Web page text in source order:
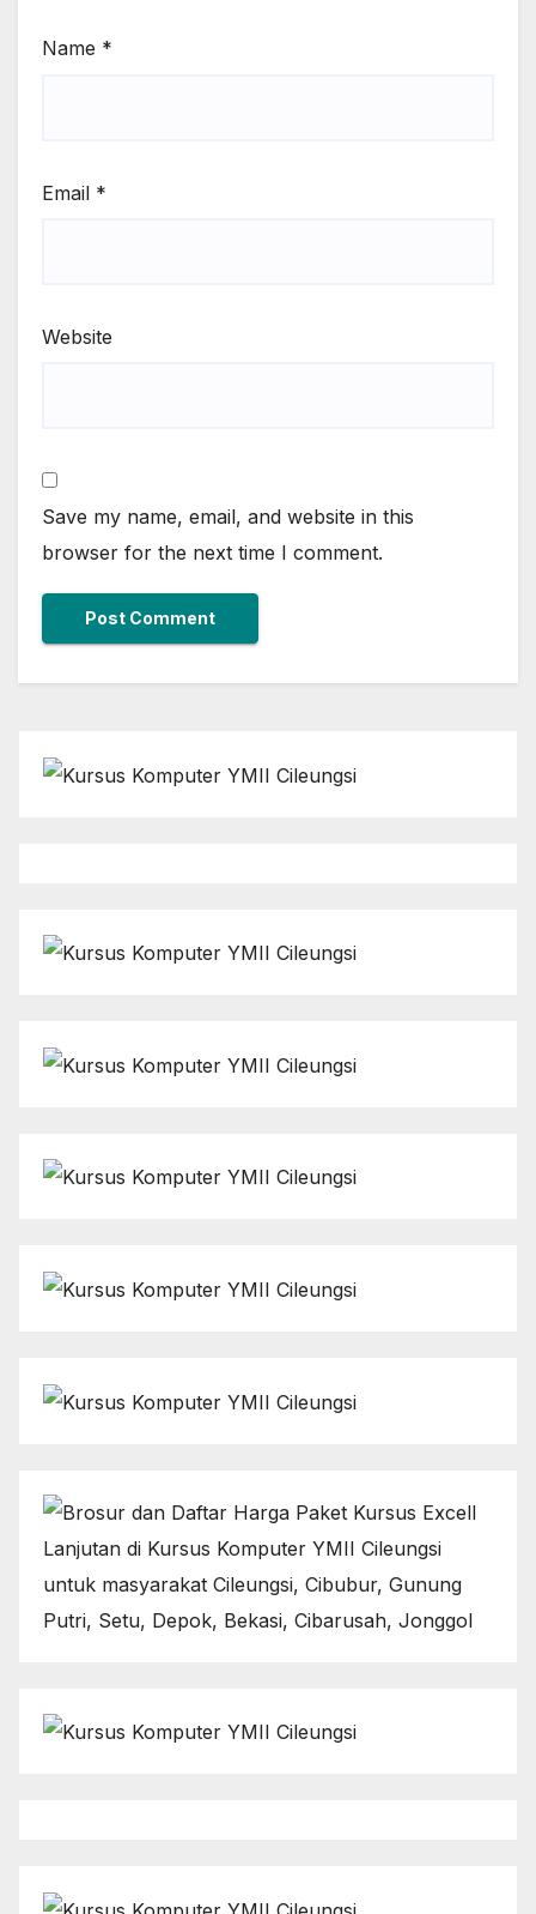
Name *
Email *
Website
Save my name, email, and website in this
browser for the next time I comment.